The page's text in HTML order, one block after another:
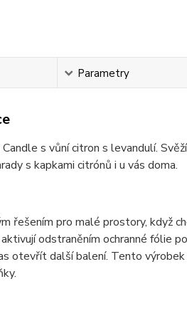
Parametry
s vůní citron s levandulí.
s kapkami citrónů i u vás doma.
řešením pro malé prostory, když
odstraněním ochranné fólie
otevřít další balení. Tento